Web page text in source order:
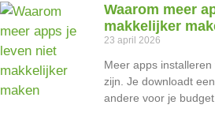
Waarom meer
makkelijker
23 april 2026
Meer apps
zijn. Je downloadt
andere voor je budget,